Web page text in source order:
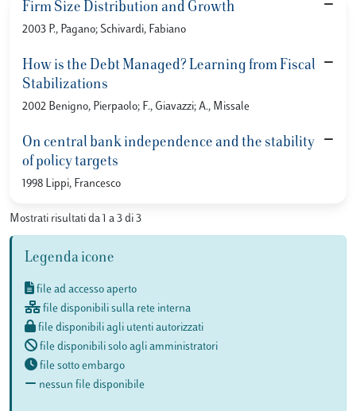
Firm Size Distribution and Growth
2003 P., Pagano; Schivardi, Fabiano
How is the Debt Managed? Learning from Fiscal
Stabilizations
2002 Benigno, Pierpaolo; F., Giavazzi; A., Missale
On central bank independence and the stability
of policy targets
1998 Lippi, Francesco
Mostrati risultati da 1 a 3 di 3
Legenda icone
file ad accesso aperto
file disponibili sulla rete interna
file disponibili agli utenti autorizzati
file disponibili solo agli amministratori
file sotto embargo
nessun file disponibile